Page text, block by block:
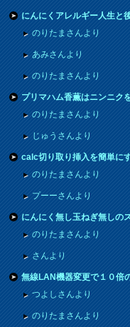
にんにくアレルギー人生と
のりたまさんより
あみさんより
のりたまさんより
プリマハム香薫はニンニク
のりたまさんより
じゅうさんより
calc切り取り挿入を簡単に
のりたまさんより
プーーさんより
にんにく無し玉ねぎ無しの
のりたまさんより
さんより
無線LAN機器変更で１０倍
つよしさんより
のりたまさんより